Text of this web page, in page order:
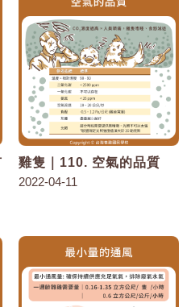
雞隻｜110. 空氣的品質
2022-04-11